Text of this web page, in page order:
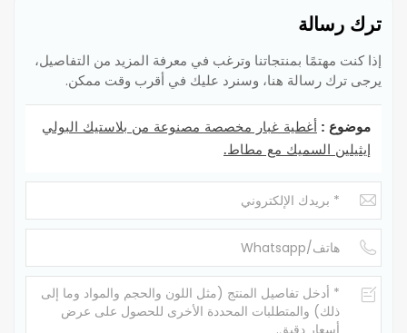
ترك رسالة
إذا كنت مهتمًا بمنتجاتنا وترغب في معرفة المزيد من التفاصيل،
يرجى ترك رسالة هنا، وسنرد عليك في أقرب وقت ممكن.
موضوع : أغطية غبار مخصصة مصنوعة من بلاستيك البولي
إيثيلين السميك مع مطاط.